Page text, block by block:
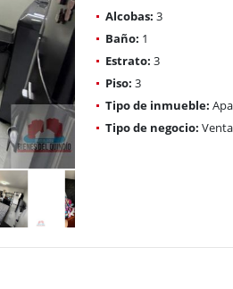
Alcobas: 3
Baño: 1
Estrato: 3
Piso: 3
Tipo de inmueble:
Tipo de negocio: Venta